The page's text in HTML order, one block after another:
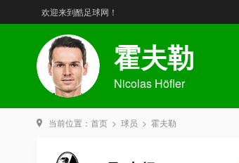
欢迎来到酷足球网！
霍夫勒
Nicolas Höfler
当前位置： 首页 > 球员 > 霍夫勒